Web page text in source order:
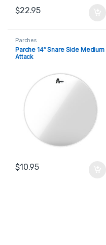
$22.95
Parches
Parche 14″ Snare Side Medium
Attack
$10.95